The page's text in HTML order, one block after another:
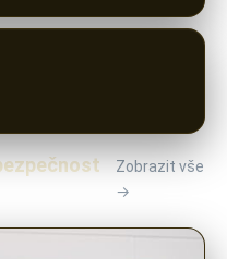
Zobrazit vše
→